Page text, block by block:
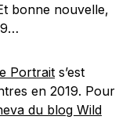
bonne nouvelle,
Portrait s’est
en 2019. Pour
du blog Wild